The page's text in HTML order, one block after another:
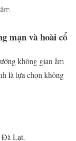
mạn và hoài cổ
không gian ấm
là lựa chọn không
Đà Lạt.